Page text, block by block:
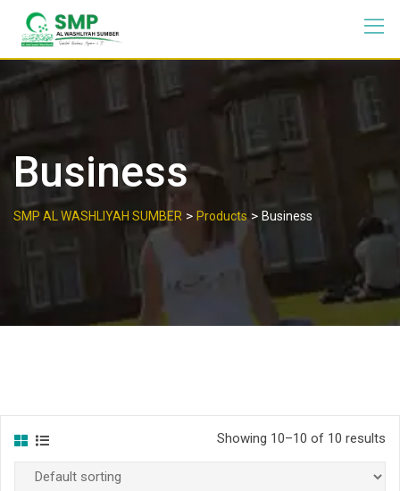
Business
SMP AL WASHLIYAH SUMBER > Products> Business
Showing 10–10 of 10 results